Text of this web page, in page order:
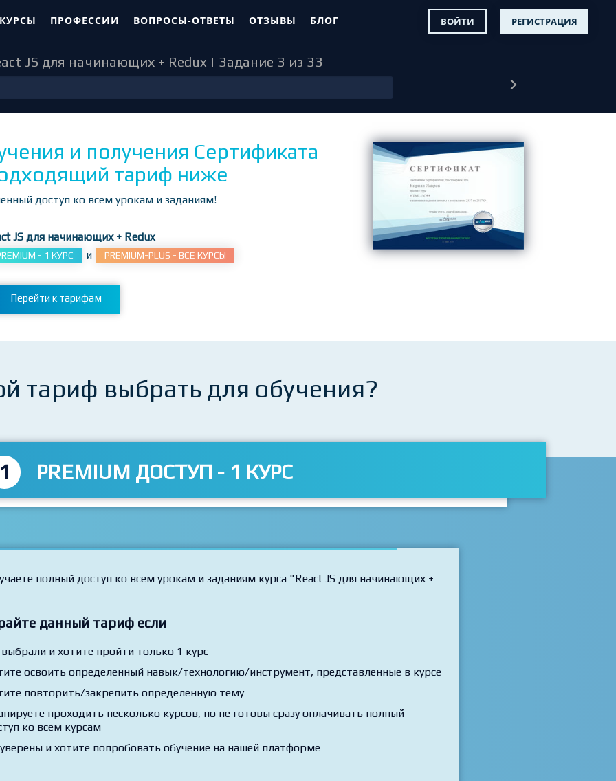
ВОЙТИ РЕГИСТРАЦИЯ
ПРОФЕССИИ ВОПРОСЫ-ОТВЕТЫ ОТЗЫВЫ БЛОГ
JS для начинающих + Redux | Задание 3 из 33
и получения Сертификата
тариф ниже
доступ ко всем урокам и заданиям!
JS для начинающих + Redux
- 1 КУРС и PREMIUM-PLUS - ВСЕ КУРСЫ
Перейти к тарифам
тариф выбрать для обучения?
1 PREMIUM ДОСТУП - 1 КУРС
полный доступ ко всем урокам и заданиям курса "React JS для начинающих +
данный тариф если
и хотите пройти только 1 курс
освоить определенный навык/технологию/инструмент, представленные в курсе
повторить/закрепить определенную тему
проходить несколько курсов, но не готовы сразу оплачивать полный
ко всем курсам
и хотите попробовать обучение на нашей платформе